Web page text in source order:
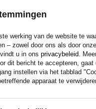
met rubberen
afbuigpijlen en zachtere
trillingen effectief
kunnen met deze
werking van de website te
– zowel door ons als door
u in ons privacybeleid.
dit bericht te accepteren,
instellen via het tabblad
apparaat te